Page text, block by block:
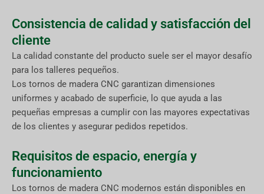
Consistencia de calidad y satisfacción del
cliente
La calidad constante del producto suele ser el mayor desafío
para los talleres pequeños.
Los tornos de madera CNC garantizan dimensiones
uniformes y acabado de superficie, lo que ayuda a las
pequeñas empresas a cumplir con las mayores expectativas
de los clientes y asegurar pedidos repetidos.
Requisitos de espacio, energía y
funcionamiento
Los tornos de madera CNC modernos están disponibles en